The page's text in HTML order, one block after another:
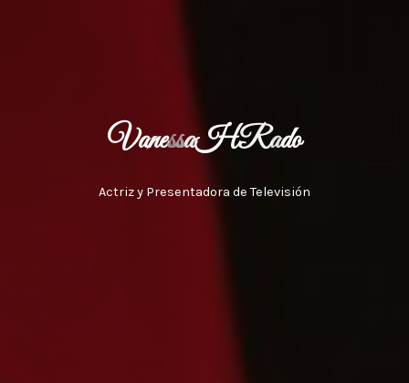
VanessaHRado
Actriz y Presentadora de Televisión